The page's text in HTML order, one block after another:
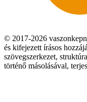
© 2017-2026
és kifejezett írásos
szövegszerkezet,
történő másolásával,